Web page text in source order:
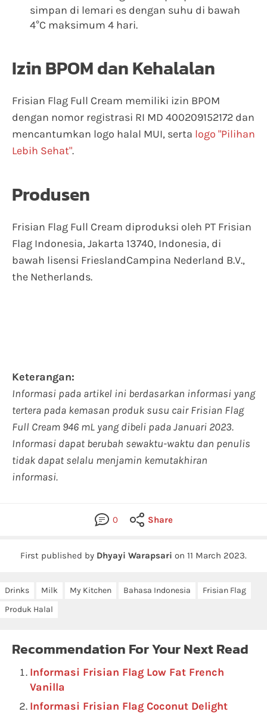
simpan di lemari es dengan suhu di bawah
4°C maksimum 4 hari.
Izin BPOM dan Kehalalan
Frisian Flag Full Cream memiliki izin BPOM
dengan nomor registrasi RI MD 400209152172 dan
mencantumkan logo halal MUI, serta logo "Pilihan
Lebih Sehat".
Produsen
Frisian Flag Full Cream diproduksi oleh PT Frisian
Flag Indonesia, Jakarta 13740, Indonesia, di
bawah lisensi FrieslandCampina Nederland B.V.,
the Netherlands.
Keterangan:
Informasi pada artikel ini berdasarkan informasi yang
tertera pada kemasan produk susu cair Frisian Flag
Full Cream 946 mL yang dibeli pada Januari 2023.
Informasi dapat berubah sewaktu-waktu dan penulis
tidak dapat selalu menjamin kemutakhiran
informasi.
0 Share
First published by Dhyayi Warapsari on 11 March 2023.
Drinks Milk My Kitchen Bahasa Indonesia
Frisian Flag
Produk Halal
Recommendation For Your Next Read
Informasi Frisian Flag Low Fat French
Vanilla
Informasi Frisian Flag Coconut Delight